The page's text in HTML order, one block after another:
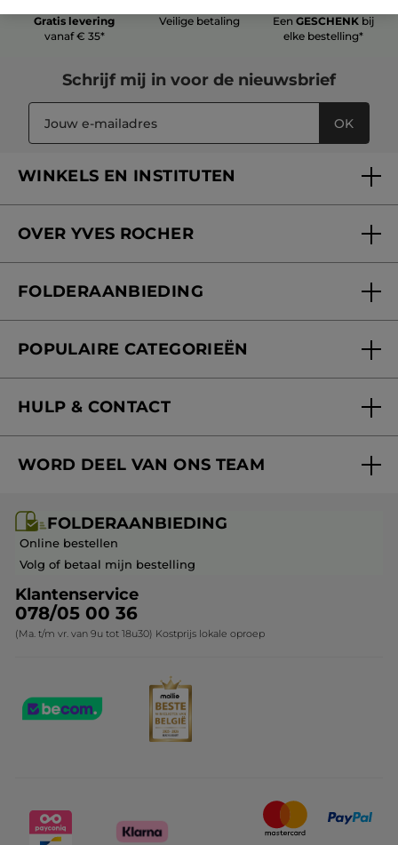
Gratis levering
vanaf € 35*
Veilige betaling EenGESCHENK bij
elke bestelling*
Schrijf mij in voor de nieuwsbrief
OK
WINKELS EN INSTITUTEN
Verzorging in onze Schoonheidsinstituten
OVER YVES ROCHER
Onze beloften
Blog Act Beautiful
FOLDERAANBIEDING
POPULAIRE CATEGORIEËN
Aanbiedingen
Cadeau-ideeën
Kerstcollectie
HULP & CONTACT
Mijn geschenken
Veelgestelde vragen
Contact opnemen
WORD DEEL VAN ONS TEAM
Franchisenemer of bedrijfsleider worden
FOLDERAANBIEDING
Online bestellen
Volg of betaal mijn bestelling
Klantenservice
078/05 00 36
(Ma. t/m vr. van 9u tot 18u30) Kostprijs lokale oproep